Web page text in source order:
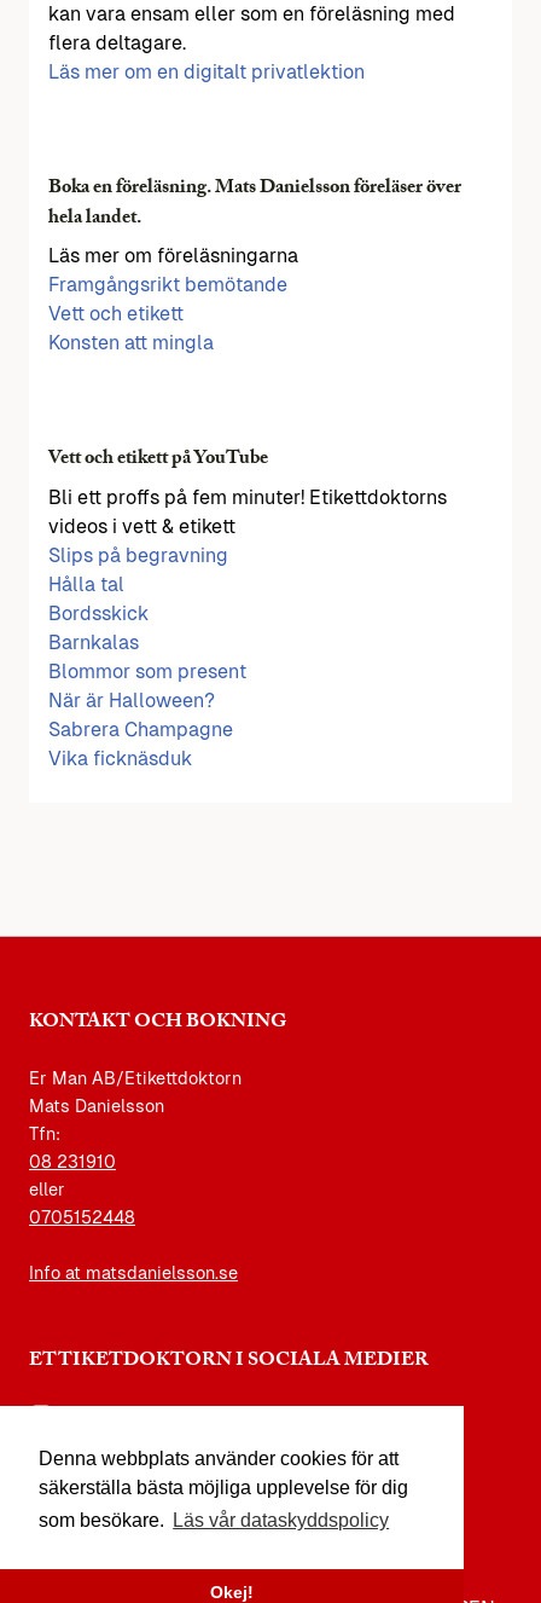
Denna webbplats använder cookies för att
säkerställa bästa möjliga upplevelse för dig
som besökare.
Läs vår dataskyddspolicy
Okej!
kan vara ensam eller som en föreläsning med
flera deltagare.
Läs mer om en digitalt privatlektion
Boka en föreläsning. Mats Danielsson föreläser över
hela landet.
Läs mer om föreläsningarna
Framgångsrikt bemötande
Vett och etikett
Konsten att mingla
Vett och etikett på YouTube
Bli ett proffs på fem minuter! Etikettdoktorns
videos i vett & etikett
Slips på begravning
Hålla tal
Bordsskick
Barnkalas
Blommor som present
När är Halloween?
Sabrera Champagne
Vika ficknäsduk
KONTAKT OCH BOKNING
Er Man AB/Etikettdoktorn
Mats Danielsson
Tfn:
08 231910
eller
0705152448
Info at matsdanielsson.se
ETTIKETDOKTORN I SOCIALA MEDIER
facebook.com/etikettdoktorn
youtube.com/etikettdoktorn